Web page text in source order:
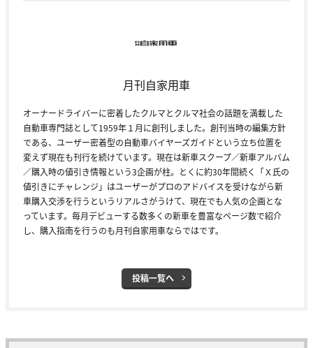
月刊自家用車
オーナードライバーに密着したクルマとクルマ社会の話題を満載した
自動車専門誌として1959年１月に創刊しました。創刊当時の編集方針
である、ユーザー密着型の自動車バイヤーズガイドという立ち位置を
変えず現在も刊行を続けています。現在は新車スクープ／新車アルバム
／購入時の値引き情報という3企画が柱。とくに約30年間続く「Ｘ氏の
値引きにチャレンジ」はユーザーがプロのアドバイスを受けながら新
車購入交渉を行うというリアルさがうけて、現在でも人気の企画とな
っています。毎月デビューする数多くの新車を豊富なページ数で紹介
し、購入指南を行うのも月刊自家用車ならではです。
投稿一覧へ